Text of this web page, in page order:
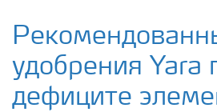
удобрения Yara
дефиците